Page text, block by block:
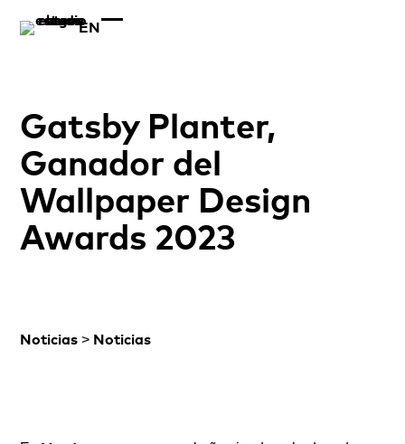
EN
Gatsby Planter,
Ganador del
Wallpaper Design
Awards 2023
Noticias > Noticias